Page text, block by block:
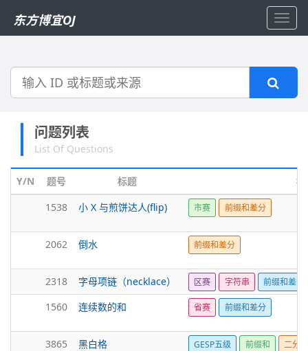
东方博宜OJ
搜
问题列表
List Of Questions
Y/N 题号 标题
标
1538
小 X 与煎饼达人(flip) 市赛 前缀和差分
2062 倒水 前缀和差分
2318 字母项链（necklace） 区赛 字符串 前缀和差分
1560 连续数的和 省赛 前缀和差分
3865 黑白格 GESP五级 前缀和 二分